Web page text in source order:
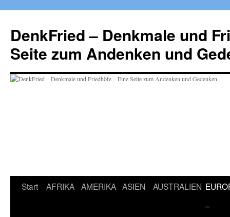
springen
DenkFried – Denkmale und
Seite zum Andenken und
Start AFRIKA AMERIKA ASIEN AUSTRALIEN
–